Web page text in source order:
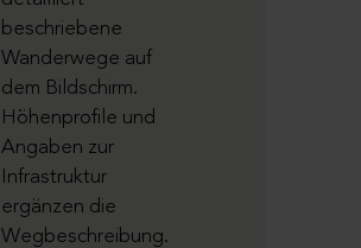
beschriebene
Wanderwege auf
dem Bildschirm.
Höhenprofile und
Angaben zur
Infrastruktur
ergänzen die
Wegbeschreibung.